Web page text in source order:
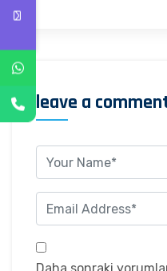
leave a